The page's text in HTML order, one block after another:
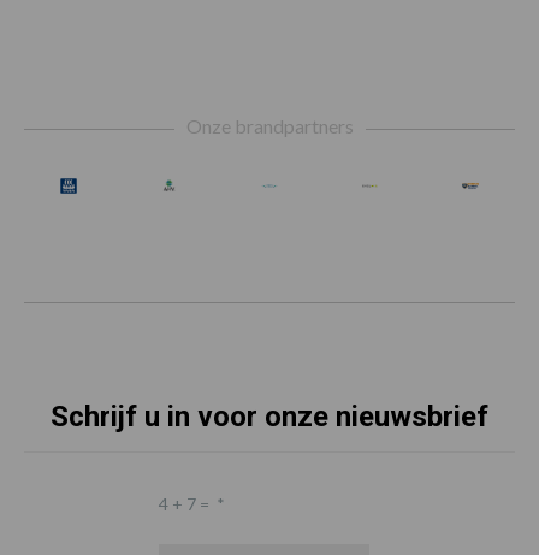
Onze brandpartners
Schrijf u in voor onze nieuwsbrief
4 + 7 = *